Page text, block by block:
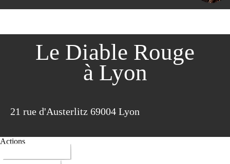
Le Diable Rouge
à Lyon
21 rue d'Austerlitz 69004 Lyon
Actions